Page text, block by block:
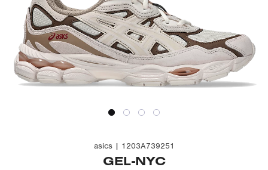
asics | 1203A739251
GEL-NYC